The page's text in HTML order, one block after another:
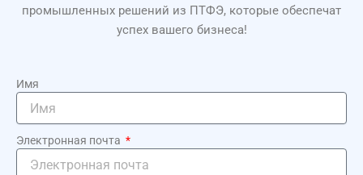
промышленных решений из ПТФЭ, которые обеспечат
успех вашего бизнеса!
Имя
Электронная почта